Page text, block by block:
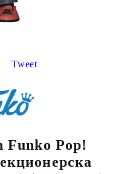
Tweet
Funko Pop!